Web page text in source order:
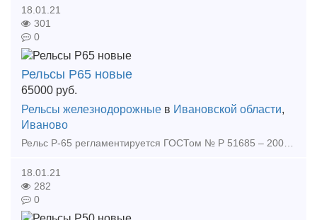
18.01.21
301
0
Рельсы Р65 новые
65000 руб.
Рельсы железнодорожные в Ивановской области,
Иваново
18.01.21
282
0